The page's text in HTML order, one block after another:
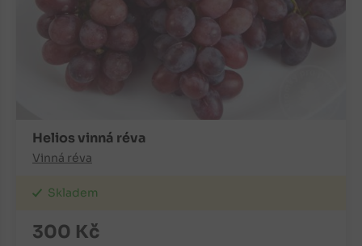
Helios vinná réva
Vinná réva
Skladem
300 Kč